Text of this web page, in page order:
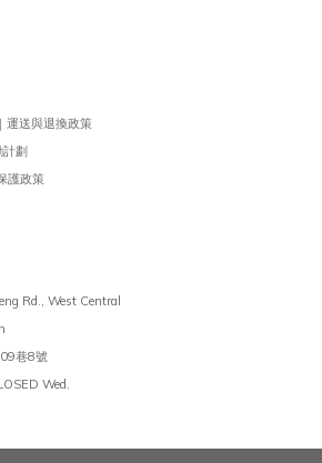
運送與退換政策
劃
護政策
Rd., West Central
巷8號
Wed.